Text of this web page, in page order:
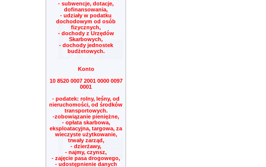
- subwencje, dotacje,
dofinansowania,
- udziały w podatku
dochodowym od osób
fizycznych,
- dochody z Urzędów
Skarbowych,
- dochody jednostek
budżetowych.
Konto
10 8520 0007 2001 0000 0097
0001
- podatek: rolny, leśny, od
nieruchomości, od środków
transportowych.
-zobowiązanie pieniężne,
- opłata skarbowa,
eksploatacyjna, targowa, za
wieczyste użytkowanie,
trwały zarząd,
- dzierżawy,
- najmy, czynsz,
- zajęcie pasa drogowego,
- udostępnienie danych